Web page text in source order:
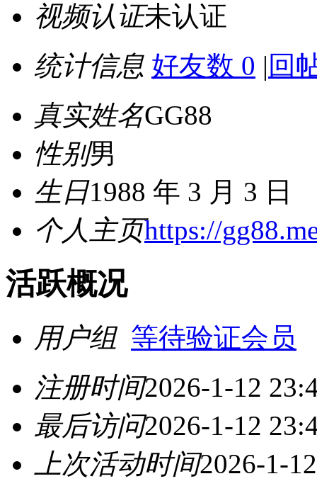
视频认证未认证
统计信息 好友数 0 | 回
真实姓名GG88
性别男
生日1988 年 3 月 3 日
个人主页https://
活跃概况
用户组 等待验证会员
注册时间2026-1-12
最后访问2026-1-12
上次活动时间2026-1-